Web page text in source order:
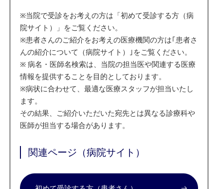
※当院で受診をお考えの方は「初めて受診する方（病
院サイト）」をご覧ください。
※患者さんのご紹介をお考えの医療機関の方は｢患者さ
んの紹介について（病院サイト）｣をご覧ください。
※ 病名・医師名検索は、当院の担当医や関連する医療
情報を提供することを目的としております。
※病状に合わせて、最適な医療スタッフが担当いたし
ます。
その結果、ご紹介いただいた宛先とは異なる診療科や
医師が担当する場合があります。
関連ページ（病院サイト）